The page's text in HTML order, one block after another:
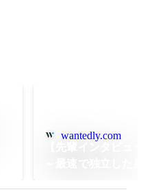
wantedly.com